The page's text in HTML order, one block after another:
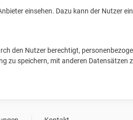
einsehen. Dazu kann der Nutzer
den Nutzer berechtigt,
zu speichern, mit anderen Datensätzen